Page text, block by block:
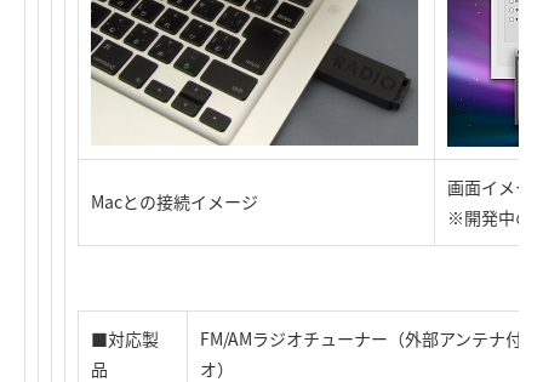
Macとの接続イメージ
画面イメー
※開発中の
■対応製
品
FM/AMラジオチューナー（外部アンテナ付
オ）